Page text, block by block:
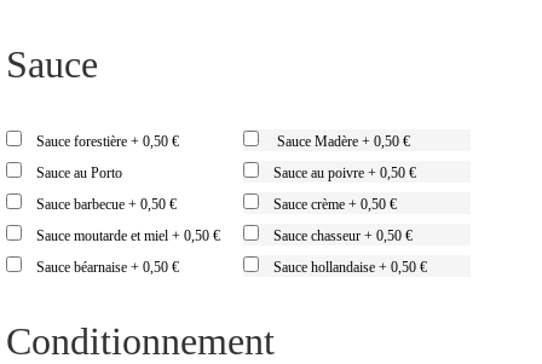
Sauce
Sauce forestière+ 0,50 € Sauce Madère+ 0,50 €
Sauce au Porto
Sauce au poivre+ 0,50 €
Sauce barbecue+ 0,50 € Sauce crème+ 0,50 €
Sauce moutarde et miel+ 0,50 € Sauce chasseur+ 0,50 €
Sauce béarnaise+ 0,50 € Sauce hollandaise+ 0,50 €
Conditionnement